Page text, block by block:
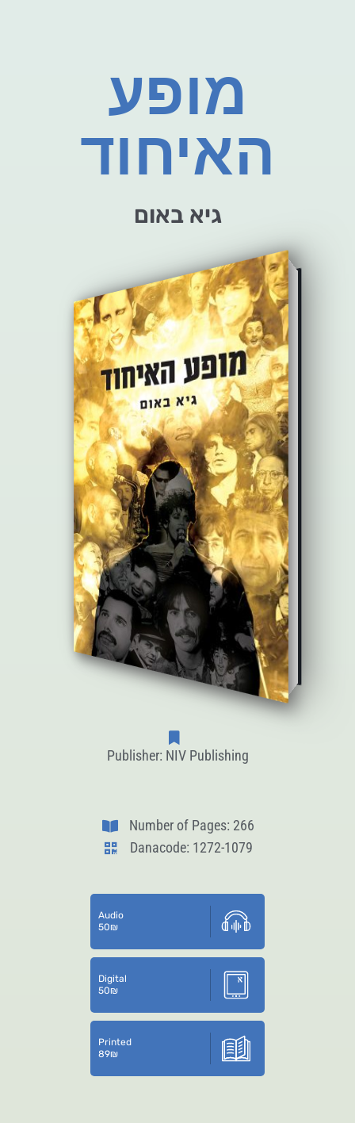
מופע
האיחוד
גיא באום
Publisher: NIV Publishing
Number of Pages: 266
Danacode: 1272-1079
Audio
50₪
Digital
50₪
Printed
89₪